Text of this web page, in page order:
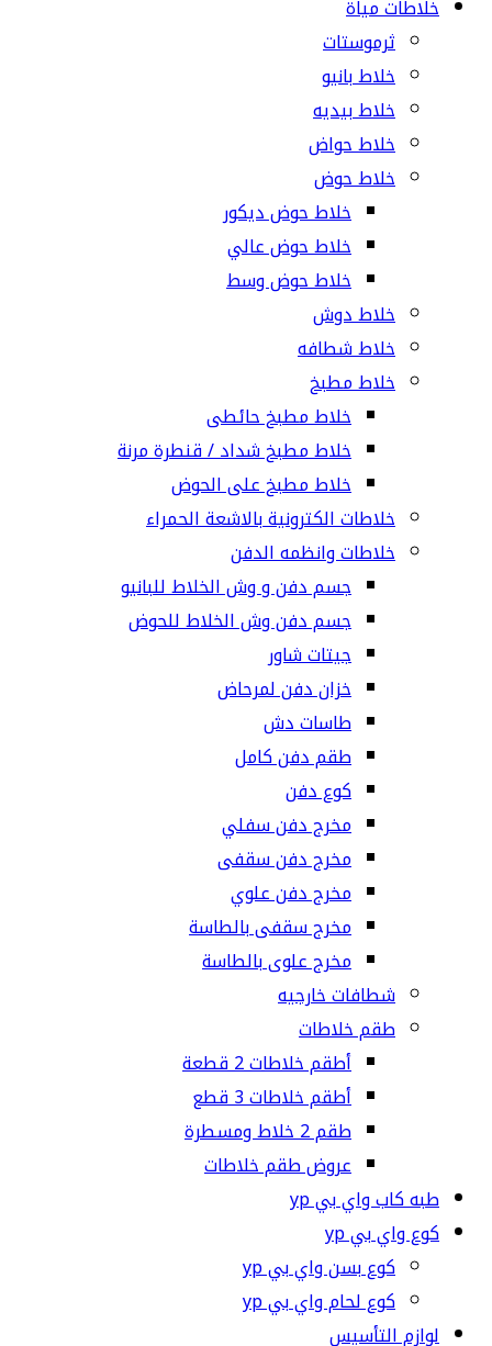
خلاطات مياة
ثرموستات
خلاط بانيو
خلاط بيديه
خلاط حواض
خلاط حوض
خلاط حوض ديكور
خلاط حوض عالي
خلاط حوض وسط
خلاط دوش
خلاط شطافه
خلاط مطبخ
خلاط مطبخ حائطى
خلاط مطبخ شداد / قنطرة مرنة
خلاط مطبخ على الحوض
خلاطات الكترونية بالاشعة الحمراء
خلاطات وانظمه الدفن
جسم دفن و وش الخلاط للبانيو
جسم دفن وش الخلاط للحوض
جيتات شاور
خزان دفن لمرحاض
طاسات دش
طقم دفن كامل
كوع دفن
مخرج دفن سفلي
مخرج دفن سقفى
مخرج دفن علوي
مخرج سقفى بالطاسة
مخرج علوى بالطاسة
شطافات خارجيه
طقم خلاطات
أطقم خلاطات 2 قطعة
أطقم خلاطات 3 قطع
طقم 2 خلاط ومسطرة
عروض طقم خلاطات
طبه كاب واي بي yp
كوع واي بي yp
كوع بسن واي بي yp
كوع لحام واي بي yp
لوازم التأسيس